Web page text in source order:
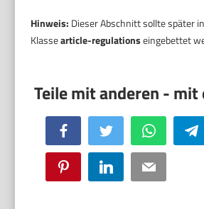
Hinweis: Dieser Abschnitt sollte später
Klassearticle-regulationseingebettet
Facebook Twitter WhatsApp
Pinterest LinkedIn Email